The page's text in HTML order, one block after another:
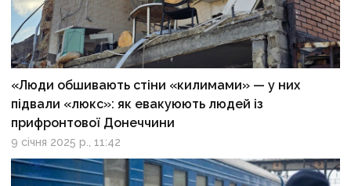
«Люди обшивають стіни «килимами» — у них
підвали «люкс»: як евакуюють людей із
прифронтової Донеччини
9 січня 2025 р., 11:42